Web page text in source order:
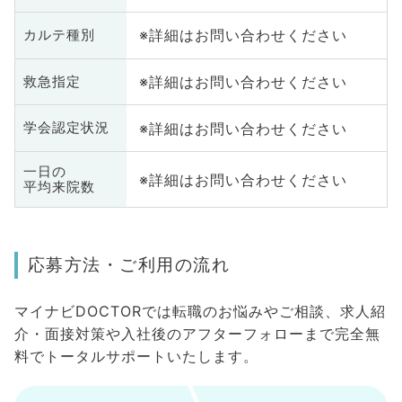
カルテ種別 ※詳細はお問い合わせください
救急指定 ※詳細はお問い合わせください
学会認定状況 ※詳細はお問い合わせください
一日の
平均来院数
※詳細はお問い合わせください
応募方法・ご利用の流れ
マイナビDOCTORでは転職のお悩みやご相談、求人紹
介・面接対策や入社後のアフターフォローまで完全無
料でトータルサポートいたします。